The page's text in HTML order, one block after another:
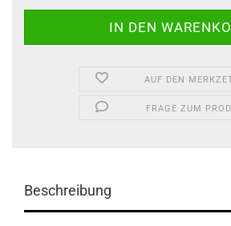
AUF DEN
FRAGE ZUM
Beschreibung